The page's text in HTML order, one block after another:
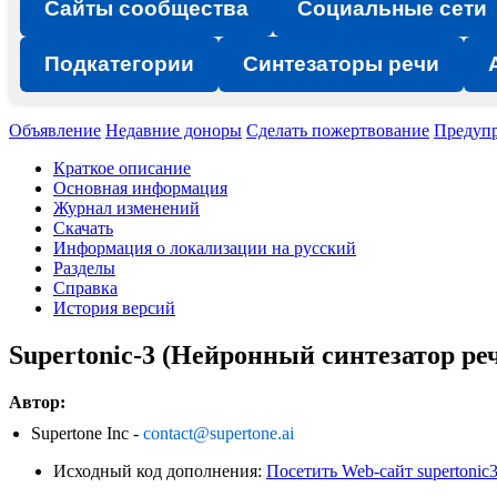
Сайты сообщества Социальные сети
Подкатегории Синтезаторы речи
Объявление Недавние доноры Сделать пожертвование
Краткое описание
Основная информация
Журнал изменений
Скачать
Информация о локализации на русский
Разделы
Справка
История версий
Supertonic-3 (Нейронный синтезатор
Автор:
Supertone Inc - contact@supertone.ai
Исходный код дополнения: Посетить Web-сайт supertonic3